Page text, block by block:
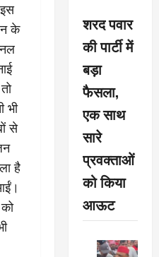
के
भी
से
है
शरद पवार
की पार्टी में
बड़ा
फैसला,
एक साथ
सारे
प्रवक्ताओं
को किया
आऊट